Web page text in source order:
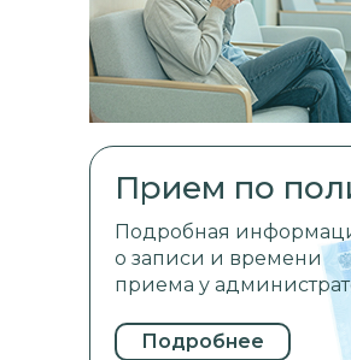
Подробнее
Подробная
о записи и времени
приема у
Прием по